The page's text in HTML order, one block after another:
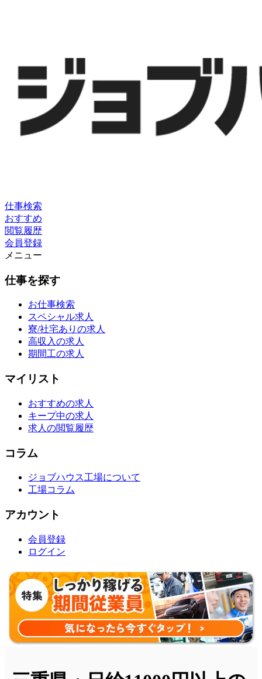
仕事検索
おすすめ
閲覧履歴
会員登録
メニュー
仕事を探す
お仕事検索
スペシャル求人
寮/社宅ありの求人
高収入の求人
期間工の求人
マイリスト
おすすめの求人
キープ中の求人
求人の閲覧履歴
コラム
ジョブハウス工場について
工場コラム
アカウント
会員登録
ログイン